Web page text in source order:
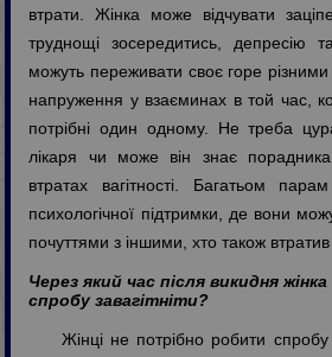
втрати. Жінка може відчувати
труднощі зосередитись, депресію
можуть переживати своє горе
напруження у взаєминах в той час,
потрібні один одному. Не треба
лікаря чи може він знає
втратах вагітності. Багатьом
психологічної підтримки, де вони
почуттями з іншими, хто також втратив
Через який час після викидня
спробу завагітніти?
Жінці не потрібно робити спробу